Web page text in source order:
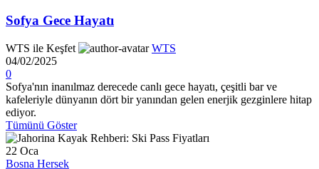
Sofya Gece Hayatı
WTS ile Keşfet
WTS
04/02/2025
0
Sofya'nın inanılmaz derecede canlı gece hayatı, çeşitli bar ve
kafeleriyle dünyanın dört bir yanından gelen enerjik gezginlere hitap
ediyor.
Tümünü Göster
22 Oca
Bosna Hersek